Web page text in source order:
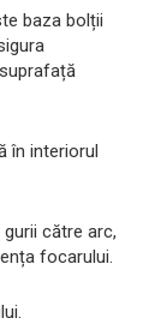
baza bolții
în interiorul
către arc,
focarului.